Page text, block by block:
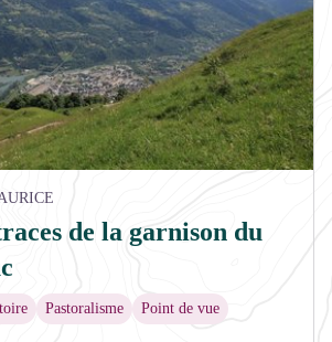
Fort du Truc - M.JOUSSEAUME
de la garnison du
Pastoralisme Point de vue